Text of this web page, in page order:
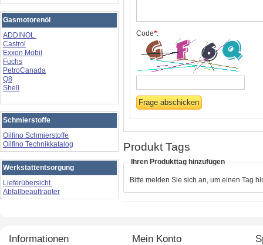
Code*:
Produkt Tags
Ihren Produkttag hinzufügen
Bitte melden Sie sich an, um einen Tag
Gasmotorenöl
ADDINOL
Castrol
Exxon Mobil
Fuchs
PetroCanada
Q8
Shell
Schmierstoffe
Oilfino Schmierstoffe
Oilfino Technikkatalog
Werkstattentsorgung
Lieferübersicht
Abfallbeauftragter
Informationen Mein Konto